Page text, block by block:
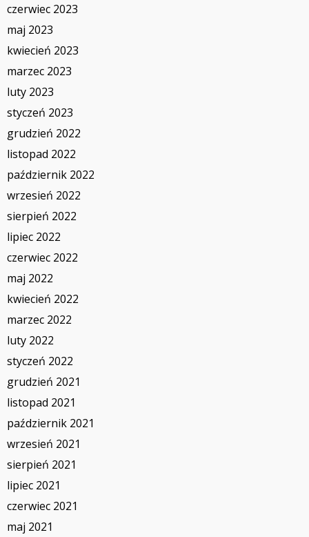
czerwiec 2023
maj 2023
kwiecień 2023
marzec 2023
luty 2023
styczeń 2023
grudzień 2022
listopad 2022
październik 2022
wrzesień 2022
sierpień 2022
lipiec 2022
czerwiec 2022
maj 2022
kwiecień 2022
marzec 2022
luty 2022
styczeń 2022
grudzień 2021
listopad 2021
październik 2021
wrzesień 2021
sierpień 2021
lipiec 2021
czerwiec 2021
maj 2021